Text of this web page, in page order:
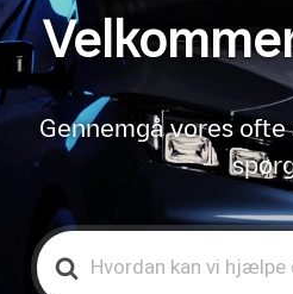
Gennemgå vores
Search
For